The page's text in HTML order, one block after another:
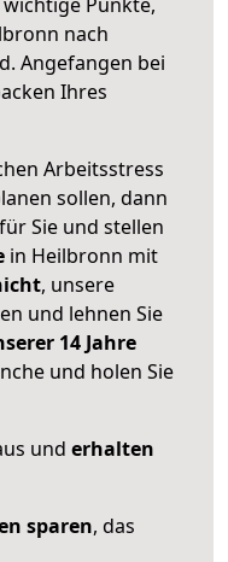
nach
Angefangen bei
Ihres
Arbeitsstress
sollen, dann
Sie und stellen
in Heilbronn mit
, unsere
und lehnen Sie
14 Jahre
und holen Sie
und erhalten
sparen, das